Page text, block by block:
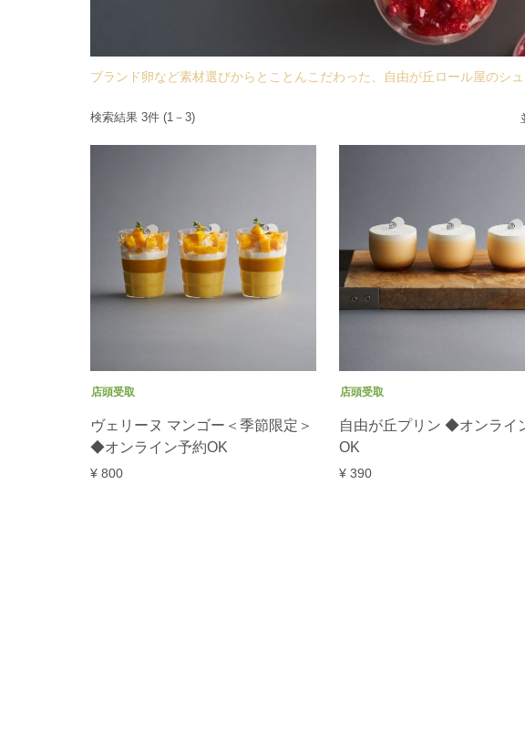
ブランド卵など素材選びからとことんこだわった、自由が丘ロール屋のシ
検索結果 3件 (1－3)
店頭受取
ヴェリーヌ マンゴー＜季節限定＞
◆オンライン予約OK
¥ 800
店頭受取
自由が丘プリン ◆オンライ
OK
¥ 390